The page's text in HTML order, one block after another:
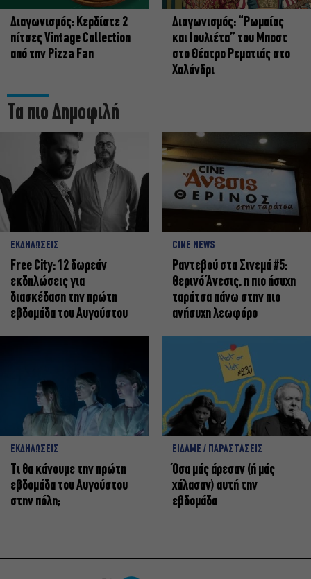
Διαγωνισμός: Κερδίστε 2
πίτσες Vintage Collection
από την Pizza Fan
Διαγωνισμός: “Ρωμαίος
και Ιουλιέτα” του Μποστ
στο Θέατρο Ρεματιάς στο
Χαλάνδρι
Τα πιο Δημοφιλή
ΕΚΔΗΛΩΣΕΙΣ
Free City: 12 δωρεάν
εκδηλώσεις για
διασκέδαση την πρώτη
εβδομάδα του Αυγούστου
CINE NEWS
Ραντεβού στα Σινεμά #5:
Θερινό Άνεσις, η πιο ήσυχη
ταράτσα πάνω στην πιο
ανήσυχη λεωφόρο
ΕΚΔΗΛΩΣΕΙΣ
Τι θα κάνουμε την πρώτη
εβδομάδα του Αυγούστου
στην πόλη;
ΕΙΔΑΜΕ / ΠΑΡΑΣΤΑΣΕΙΣ
Όσα μάς άρεσαν (ή μάς
χάλασαν) αυτή την
εβδομάδα